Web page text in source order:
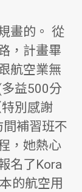
畫的。 從
，計畫畢
航空業無
益500分
別感謝
補習班不
，她熱心
名了Kora
的航空用